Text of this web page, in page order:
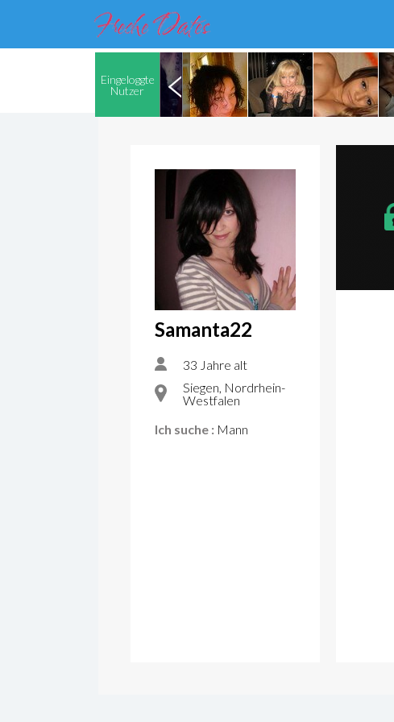
Eingeloggte
Nutzer
Samanta22
33 Jahre alt
Siegen, Nordrhein-
Westfalen
Ich suche : Mann